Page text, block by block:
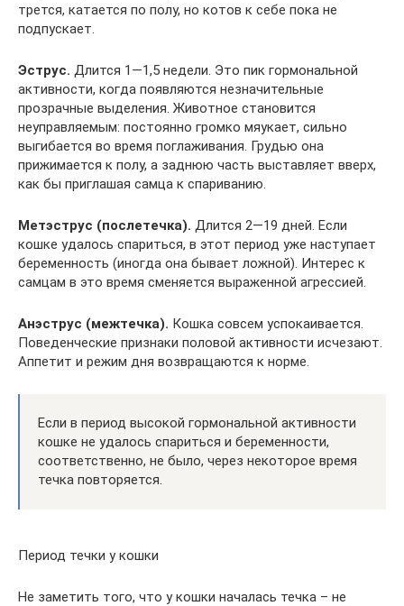
трется, катается по полу, но котов к себе пока не
подпускает.
Эструс. Длится 1—1,5 недели. Это пик гормональной
активности, когда появляются незначительные
прозрачные выделения. Животное становится
неуправляемым: постоянно громко мяукает, сильно
выгибается во время поглаживания. Грудью она
прижимается к полу, а заднюю часть выставляет вверх,
как бы приглашая самца к спариванию.
Метэструс (послетечка). Длится 2—19 дней. Если
кошке удалось спариться, в этот период уже наступает
беременность (иногда она бывает ложной). Интерес к
самцам в это время сменяется выраженной агрессией.
Анэструс (межтечка). Кошка совсем успокаивается.
Поведенческие признаки половой активности исчезают.
Аппетит и режим дня возвращаются к норме.
Если в период высокой гормональной активности
кошке не удалось спариться и беременности,
соответственно, не было, через некоторое время
течка повторяется.
Период течки у кошки
Не заметить того, что у кошки началась течка – не